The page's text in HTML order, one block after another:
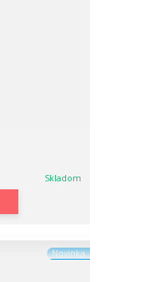
Skladom
Novinka